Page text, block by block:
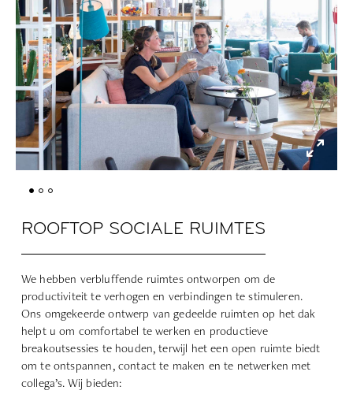
ROOFTOP SOCIALE RUIMTES
We hebben verbluffende ruimtes ontworpen om de
productiviteit te verhogen en verbindingen te stimuleren.
Ons omgekeerde ontwerp van gedeelde ruimten op het dak
helpt u om comfortabel te werken en productieve
breakoutsessies te houden, terwijl het een open ruimte biedt
om te ontspannen, contact te maken en te netwerken met
collega’s. Wij bieden: